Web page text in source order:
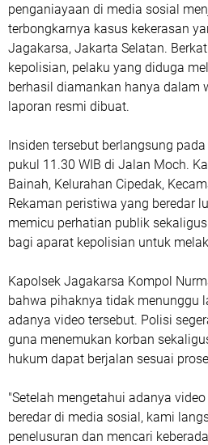
penganiayaan di media sosial
terbongkarnya kasus kekerasan
Jagakarsa, Jakarta Selatan.
kepolisian, pelaku yang diduga
berhasil diamankan hanya dalam
laporan resmi dibuat.
Insiden tersebut berlangsung
pukul 11.30 WIB di Jalan Moch.
Bainah, Kelurahan Cipedak,
Rekaman peristiwa yang beredar
memicu perhatian publik
bagi aparat kepolisian untuk
Kapolsek Jagakarsa Kompol
bahwa pihaknya tidak menunggu
adanya video tersebut. Polisi
guna menemukan korban
hukum dapat berjalan sesuai
"Setelah mengetahui adanya
beredar di media sosial, kami
penelusuran dan mencari